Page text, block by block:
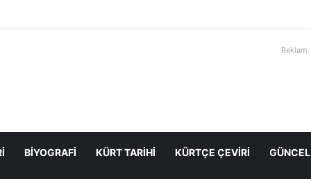
Reklam
BIYOGRAFI KÜRT TARIHI KÜRTÇE ÇEVIRI GÜNCEL